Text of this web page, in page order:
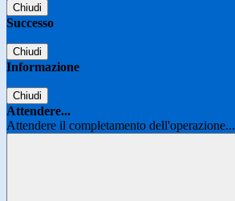
Chiudi
Successo
Chiudi
Informazione
Chiudi
Attendere...
Attendere il completamento dell'operazione...